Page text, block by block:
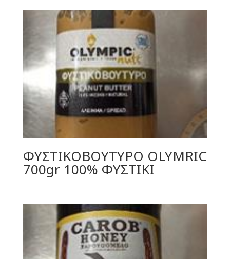
ΦΥΣΤΙΚΟΒΟΥΤΥΡΟ OLYMRIC
700gr 100% ΦΥΣΤΙΚΙ